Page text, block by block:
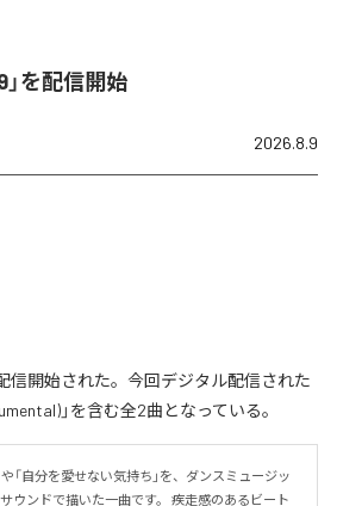
を配信開始
2026.8.9
信開始された。今回デジタル配信された
」を含む全2曲となっている。
「自分を愛せない気持ち」を、ダンスミュージッ
ウンドで描いた一曲です。 疾走感のあるビート